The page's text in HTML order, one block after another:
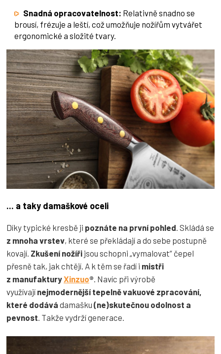
Snadná opracovatelnost: Relativně snadno se
brousí, frézuje a leští, což umožňuje nožířům vytvářet
ergonomické a složité tvary.
... a taky damaškové oceli
Díky typické kresbě ji poznáte na první pohled . Skládá se
z mnoha vrstev, které se překládají a do sebe postupně
kovají. Zkušení nožíři jsou schopni „vymalovat“ čepel
přesně tak, jak chtějí. A k těm se řadí i mistři
z manufakturyXinzuo® . Navíc při výrobě
využívají nejmodernější tepelně vakuové zpracování,
které dodává damašku (ne)skutečnou odolnost a
pevnost . Takže vydrží generace.